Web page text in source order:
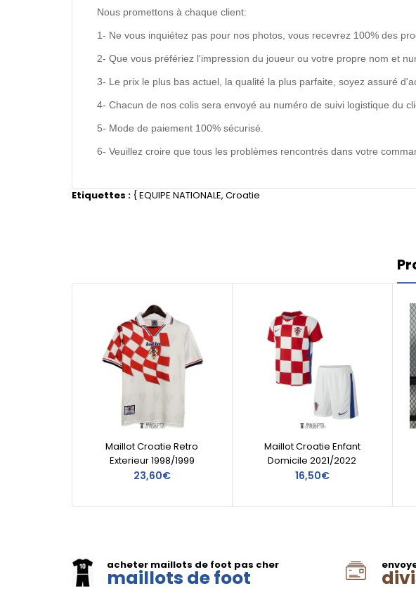
Nous promettons à chaque client:
1- Ne vous inquiétez pas pour nos photos, vous recevrez 100% des
2- Que vous préfériez l'impression du joueur ou votre propre nom et
3- Le prix le plus bas actuel, la qualité la plus parfaite, soyez assuré
4- Chacun de nos colis sera envoyé au numéro de suivi logistique du
5- Mode de paiement 100% sécurisé.
6- Veuillez croire que tous les problèmes rencontrés dans votre
Etiquettes : {EQUIPE NATIONALE, Croatie
Maillot Croatie Retro
Exterieur 1998/1999
23,60€
Maillot Croatie Enfant
Domicile 2021/2022
16,50€
acheter maillots de foot pas cher
maillots de foot